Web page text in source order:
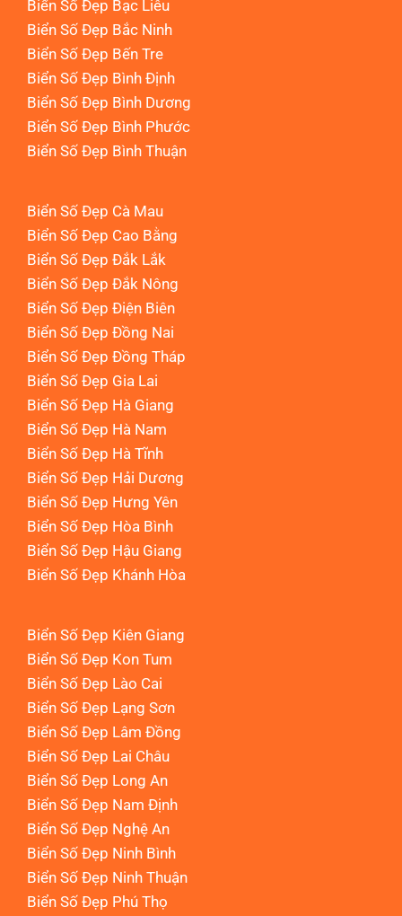
Biển Số Đẹp Bạc Liêu
Biển Số Đẹp Bắc Ninh
Biển Số Đẹp Bến Tre
Biển Số Đẹp Bình Định
Biển Số Đẹp Bình Dương
Biển Số Đẹp Bình Phước
Biển Số Đẹp Bình Thuận
Biển Số Đẹp Cà Mau
Biển Số Đẹp Cao Bằng
Biển Số Đẹp Đắk Lắk
Biển Số Đẹp Đắk Nông
Biển Số Đẹp Điện Biên
Biển Số Đẹp Đồng Nai
Biển Số Đẹp Đồng Tháp
Biển Số Đẹp Gia Lai
Biển Số Đẹp Hà Giang
Biển Số Đẹp Hà Nam
Biển Số Đẹp Hà Tĩnh
Biển Số Đẹp Hải Dương
Biển Số Đẹp Hưng Yên
Biển Số Đẹp Hòa Bình
Biển Số Đẹp Hậu Giang
Biển Số Đẹp Khánh Hòa
Biển Số Đẹp Kiên Giang
Biển Số Đẹp Kon Tum
Biển Số Đẹp Lào Cai
Biển Số Đẹp Lạng Sơn
Biển Số Đẹp Lâm Đồng
Biển Số Đẹp Lai Châu
Biển Số Đẹp Long An
Biển Số Đẹp Nam Định
Biển Số Đẹp Nghệ An
Biển Số Đẹp Ninh Bình
Biển Số Đẹp Ninh Thuận
Biển Số Đẹp Phú Thọ